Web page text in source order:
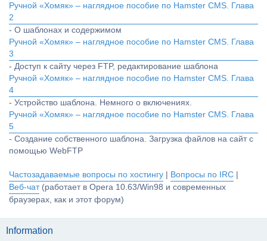
Ручной «Хомяк» – наглядное пособие по Hamster CMS. Глава
2
- О шаблонах и содержимом
Ручной «Хомяк» – наглядное пособие по Hamster CMS. Глава
3
- Доступ к сайту через FTP, редактирование шаблона
Ручной «Хомяк» – наглядное пособие по Hamster CMS. Глава
4
- Устройство шаблона. Немного о включениях.
Ручной «Хомяк» – наглядное пособие по Hamster CMS. Глава
5
- Создание собственного шаблона. Загрузка файлов на сайт с
помощью WebFTP
Частозадаваемые вопросы по хостингу Вопросы по IRC
Веб-чат(работает в Opera 10.63/Win98 и современных
браузерах, как и этот форум)
Information